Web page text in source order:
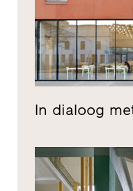
In dialoog